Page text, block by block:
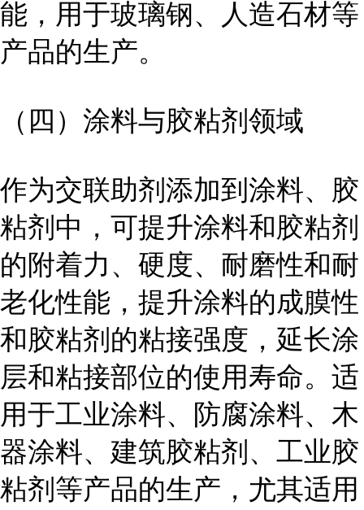
能，用于玻璃钢、人造石材等
产品的生产。
（四）涂料与胶粘剂领域
作为交联助剂添加到涂料、胶
粘剂中，可提升涂料和胶粘剂
的附着力、硬度、耐磨性和耐
老化性能，提升涂料的成膜性
和胶粘剂的粘接强度，延长涂
层和粘接部位的使用寿命。适
用于工业涂料、防腐涂料、木
器涂料、建筑胶粘剂、工业胶
粘剂等产品的生产，尤其适用